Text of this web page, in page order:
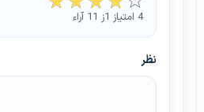
4 امتیاز 1ز 11 آراء
نظر